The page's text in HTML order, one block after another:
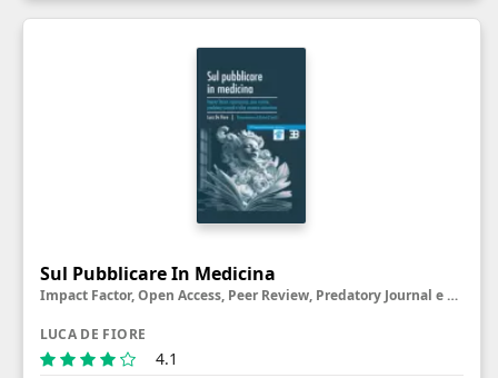
Sul Pubblicare In Medicina
Impact Factor, Open Access, Peer Review, Predatory Journal e altre creature misteriose
LUCA DE FIORE
4.1